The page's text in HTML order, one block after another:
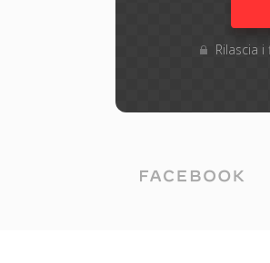
Rilascia